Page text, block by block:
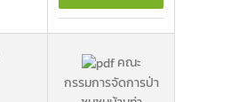
คณะ
กรรมการจัดการป่า